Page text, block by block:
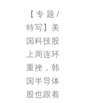
【专题/
特写】美
国科技股
上周连环
重挫，韩
国半导体
股也跟着